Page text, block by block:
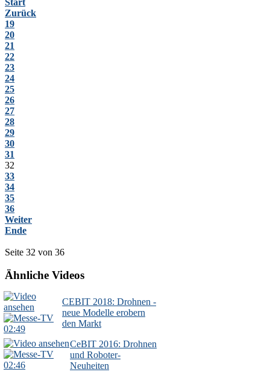
Zurück
19
20
21
22
23
24
25
26
27
28
29
30
31
32
33
34
35
36
Weiter
Ende
Seite 32 von 36
Ähnliche Videos
02:49
CEBIT 2018: Drohnen -
neue Modelle erobern
den Markt
02:46
CeBIT 2016: Drohnen
und Roboter-
Neuheiten